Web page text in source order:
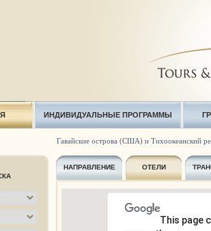
ИНДИВИДУАЛЬНЫЕ ПРОГРАММЫ
Гавайские острова (США) и Тихоокеанский
НАПРАВЛЕНИЕ ОТЕЛИ
This page